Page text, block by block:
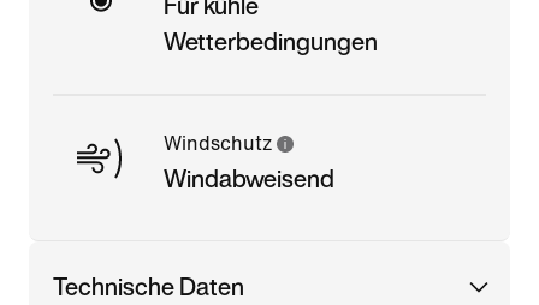
Wetterbedingungen
Windschutz
Windabweisend
Technische Daten